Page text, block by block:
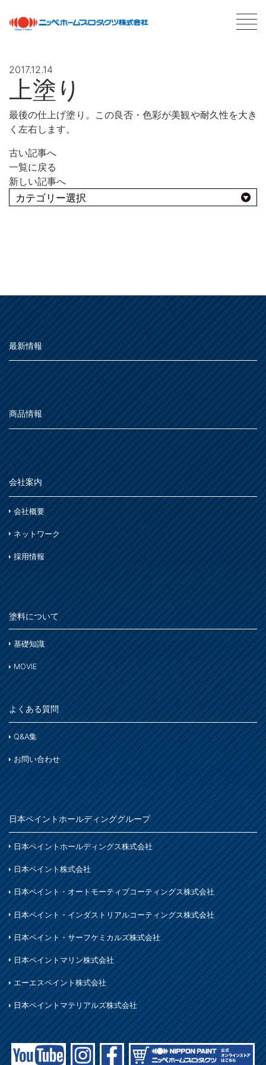
最新情報 NEWS
商品情報
会社案内
会社概要
ネットワーク
よくある質問 FAQ
Q&A集
用語集
お問い合わせ
SDGsについて SDGs
SDGsへの取り組み
活動内容
SDSお問い合わせ SDS
個人情報について PRIVACY POLICY
オンラインショップ ONLINE SHOP
2017.12.14
上塗り
最後の仕上げ塗り。この良否・色彩が美観や耐久性を大き
く左右します。
古い記事へ
一覧に戻る
新しい記事へ
その他
仕様
木部
鉄部・プラスチック製品
屋根
トタン屋根
セメント・ベスト瓦屋根
木部
プラスチック製品
外壁・塀
コンクリート壁・リシン壁・サイディング壁・ブロック壁
石材・タイル
木部
コンクリート基礎
門扉・手すり・ドア・雨戸
木部
鉄部
アルミ
ステンレス
コンクリート
床・ベランダ・屋上
コンクリート床・アスファルト
ガーデン
プラスチック製品
木部
鉄製品
着色
ホビー・工作
石材・タイル
着色
木部
屋内
その他
浴室
石材・タイル
ステンレス
室内壁・天井
ビニール壁紙・石膏ボード
砂壁・繊維壁
コンクリート・モルタル壁
木部
浴室
窓枠・ドア・棚
木部
鉄部
アルミ
家具・電化製品
木部
ホビー・工作
木部
鉄部
紙・発泡スチロール
その他
ガーデン
着色
種類別
うすめ液
その他
下地処理・塗装関連・その他
水性多用途
室内壁・浴室
鉄部・木部・アルミ(油性)
さび止め
トタン屋根
かわら屋根
コンクリート床・アスファルト
外壁・塀
ガーデン木部
木部ステイン・ニス・ワックス
スプレー
ホビー・工作
塗装用具
用語集
あ
か
さ
た
な
は
ま
や
ら
わ
シーン別
雨天
木に塗る
最新情報
商品情報
会社案内
会社概要
ネットワーク
採用情報
塗料について
基礎知識
MOVIE
よくある質問
Q&A集
お問い合わせ
日本ペイントホールディンググループ
日本ペイントホールディングス株式会社
日本ペイント株式会社
日本ペイント・オートモーティブコーティングス株式会社
日本ペイント・インダストリアルコーティングス株式会社
日本ペイント・サーフケミカルズ株式会社
日本ペイントマリン株式会社
エーエスペイント株式会社
日本ペイントマテリアルズ株式会社